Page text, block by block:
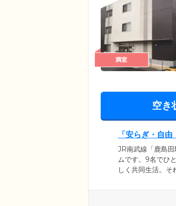
満室
空き
「安らぎ・自
JR南武線「鹿島
ムです。9名でひ
しく共同生活。そ
我が家となれるよ
護スタッフは24